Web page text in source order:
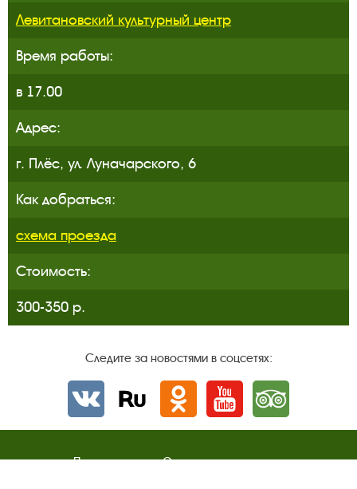
Левитановский культурный центр
Время работы:
в 17.00
Адрес:
г. Плёс, ул. Луначарского, 6
Как добраться:
схема проезда
Стоимость:
300-350 р.
Следите за новостями в соцсетях:
Вконтактеrutube Одноклассники
YouTube Трипадвизор
Посетителям О музее-заповеднике